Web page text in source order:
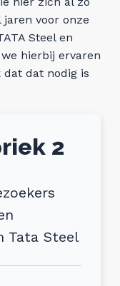
jaren voor onze
Steel en
hierbij ervaren
dat nodig is
2
Tata Steel